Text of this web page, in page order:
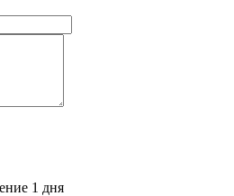
1 дня